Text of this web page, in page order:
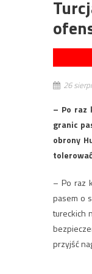
26
– Po raz
granic
obrony
– Po raz
pasem o
tureckich
przyjść